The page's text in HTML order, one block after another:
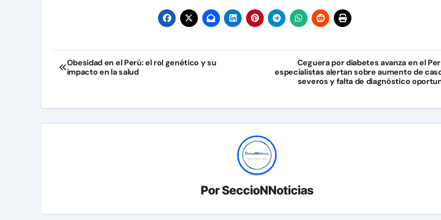
Navegación
de
Obesidad en el Perú: el rol genético y su
impacto en la salud
Ceguera por diabetes avanza en el
especialistas alertan sobre aumento de
severos y falta de diagnóstico
PorSeccioNNoticias